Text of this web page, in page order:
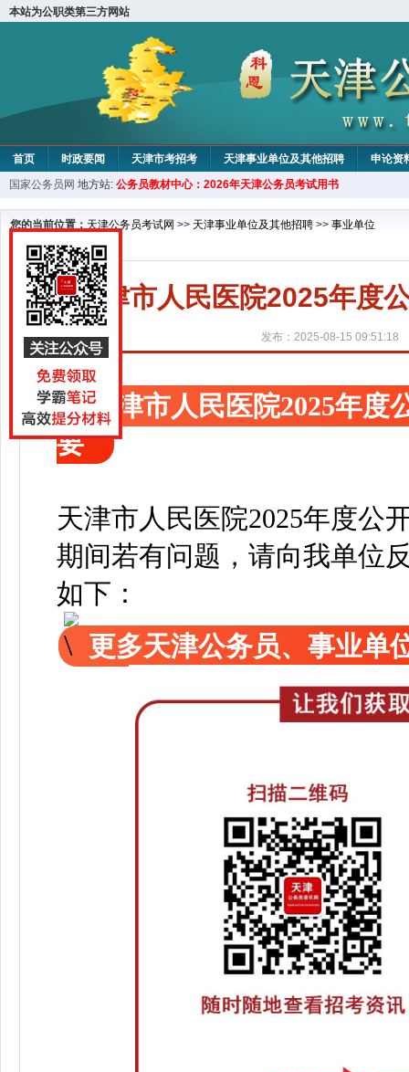
本站为公职类第三方网站
首页 时政要闻 天津市考招考 天津事业单位及其他招聘 申论资
教材中心
国家公务员网 地方站: 公务员教材中心：2026年天津公务员考试用书
您的当前位置： 天津公务员考试网 >> 天津事业单位及其他招聘 >> 事业单位
天津市人民医院2025年度
发布：2025-08-15 09:51:18
天津市人民医院2025年度
要
天津市人民医院2025年度公
期间若有问题，请向我单位
如下：
更多天津公务员、事业单